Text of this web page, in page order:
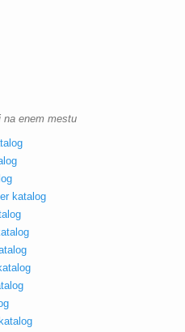
na enem mestu
katalog